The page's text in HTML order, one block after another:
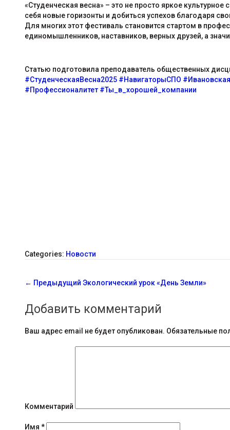
«Студенческая весна» – это не просто яркое
себя новые горизонты и добиться успехов благодаря
Для многих этот фестиваль становится стартом в
единомышленников, наставников, верных друзей, а
Статью подготовила преподаватель общественных
#СтуденческаяВесна2025 #НавигаторыСПО
#Профессионалитет #Ты_в_хорошей_компании
Categories: Новости
С
о
о
б
и
← Предыдущий Экологический урок «День Земли»
Добавить комментарий
Ваш адрес email не будет опубликован. Обязательные
Комментарий
Имя *